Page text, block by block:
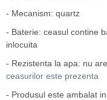
- Mecanism: quartz
- Baterie: ceasul contine
inlocuita
- Rezistenta la apa: nu
ceasurilor este prezenta
- Produsul este ambalat